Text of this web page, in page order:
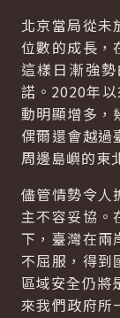
北京當局從未
位數的成長，
這樣日漸強
諾。2020年
動明顯增多，
偶爾還會越
周邊島嶼的東
儘管情勢令人
主不容妥協。
下，臺灣在兩
不屈服，得到
區域安全仍將
來我們政府所